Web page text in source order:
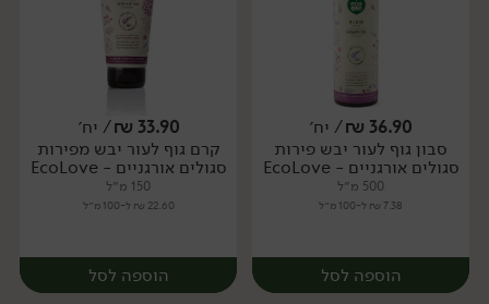
יח׳ יח׳
36.90
₪/ יח׳
סבון גוף לעור יבש פירות
סגולים אורגניים - EcoLove
500 מ״ל
7.38 ₪ ל-100 מ״ל
הוספה לסל
33.90
₪/ יח׳
קרם גוף לעור יבש מפירות
סגולים אורגניים - EcoLove
150 מ״ל
22.60 ₪ ל-100 מ״ל
הוספה לסל